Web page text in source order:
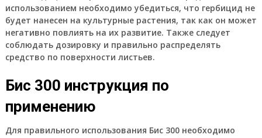
использованием необходимо убедиться, что гербицид не
будет нанесен на культурные растения, так как он может
негативно повлиять на их развитие. Также следует
соблюдать дозировку и правильно распределять
средство по поверхности листьев.
Бис 300 инструкция по
применению
Для правильного использования Бис 300 необходимо